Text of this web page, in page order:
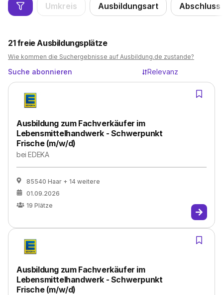
Umkreis Ausbildungsart Abschluss
21freie Ausbildungsplätze
Wie kommen die Suchergebnisse auf Ausbildung.de zustande?
Suche abonnieren Relevanz
Ausbildung zum Fachverkäufer im
Lebensmittelhandwerk - Schwerpunkt
Frische (m/w/d)
beiEDEKA
85540 Haar + 14 weitere
01.09.2026
19 Plätze
Ausbildung zum Fachverkäufer im
Lebensmittelhandwerk - Schwerpunkt
Frische (m/w/d)